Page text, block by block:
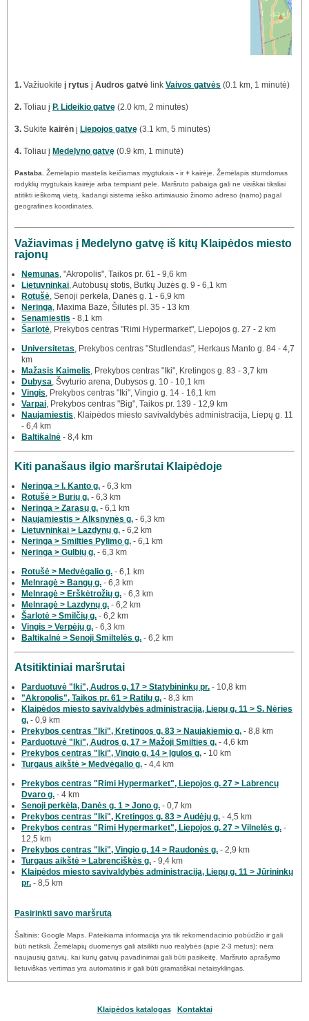
1. Važiuokite į rytus į Audros gatvė link Vaivos gatvės (0.1 km, 1 minutė)
2. Toliau į P. Lideikio gatvę (2.0 km, 2 minutės)
3. Sukite kairėn į Liepojos gatvę (3.1 km, 5 minutės)
4. Toliau į Medelyno gatvę (0.9 km, 1 minutė)
Pastaba. Žemėlapio mastelis keičiamas mygtukais - ir+ kairėje. Žemėlapis stumdomas
rodyklių mygtukais kairėje arba tempiant pele. Maršruto pabaiga gali ne visiškai tiksliai
atitikti ieškomą vietą, kadangi sistema ieško artimiausio žinomo adreso (namo) pagal
geografines koordinates.
Važiavimas į Medelyno gatvę iš kitų Klaipėdos miesto
rajonų
Nemunas , "Akropolis", Taikos pr. 61 - 9,6 km
Lietuvninkai , Autobusų stotis, Butkų Juzės g. 9 - 6,1 km
Rotušė , Senoji perkėla, Danės g. 1 - 6,9 km
Neringa , Maxima Bazė, Šilutės pl. 35 - 13 km
Senamiestis - 8,1 km
Šarlotė , Prekybos centras "Rimi Hypermarket", Liepojos g. 27 - 2 km
Universitetas , Prekybos centras "Studlendas", Herkaus Manto g. 84 - 4,7
km
Mažasis Kaimelis , Prekybos centras "Iki", Kretingos g. 83 - 3,7 km
Dubysa , Švyturio arena, Dubysos g. 10 - 10,1 km
Vingis , Prekybos centras "Iki", Vingio g. 14 - 16,1 km
Varpai , Prekybos centras "Big", Taikos pr. 139 - 12,9 km
Naujamiestis , Klaipėdos miesto savivaldybės administracija, Liepų g. 11
- 6,4 km
Baltikalnė - 8,4 km
Kiti panašaus ilgio maršrutai Klaipėdoje
Neringa > I. Kanto g. - 6,3 km
Rotušė > Burių g. - 6,3 km
Neringa > Zarasų g. - 6,1 km
Naujamiestis > Alksnynės g. - 6,3 km
Lietuvninkai > Lazdynų g. - 6,2 km
Neringa > Smilties Pylimo g. - 6,1 km
Neringa > Gulbių g. - 6,3 km
Rotušė > Medvėgalio g. - 6,1 km
Melnragė > Bangų g. - 6,3 km
Melnragė > Erškėtrožių g. - 6,3 km
Melnragė > Lazdynų g. - 6,2 km
Šarlotė > Smilčių g. - 6,2 km
Vingis > Verpėjų g. - 6,3 km
Baltikalnė > Senoji Smiltelės g. - 6,2 km
Atsitiktiniai maršrutai
Parduotuvė "Iki", Audros g. 17 > Statybininkų pr. - 10,8 km
"Akropolis", Taikos pr. 61 > Ratilų g. - 8,3 km
Klaipėdos miesto savivaldybės administracija, Liepų g. 11 > S. Nėries
g. - 0,9 km
Prekybos centras "Iki", Kretingos g. 83 > Naujakiemio g. - 8,8 km
Parduotuvė "Iki", Audros g. 17 > Mažoji Smilties g. - 4,6 km
Prekybos centras "Iki", Vingio g. 14 > Įgulos g. - 10 km
Turgaus aikštė > Medvėgalio g. - 4,4 km
Prekybos centras "Rimi Hypermarket", Liepojos g. 27 > Labrencų
Dvaro g. - 4 km
Senoji perkėla, Danės g. 1 > Jono g. - 0,7 km
Prekybos centras "Iki", Kretingos g. 83 > Audėjų g. - 4,5 km
Prekybos centras "Rimi Hypermarket", Liepojos g. 27 > Vilnelės g. -
12,5 km
Prekybos centras "Iki", Vingio g. 14 > Raudonės g. - 2,9 km
Turgaus aikštė > Labrenciškės g. - 9,4 km
Klaipėdos miesto savivaldybės administracija, Liepų g. 11 > Jūrininkų
pr. - 8,5 km
Pasirinkti savo maršrutą
Šaltinis: Google Maps. Pateikiama informacija yra tik rekomendacinio pobūdžio ir gali
būti netiksli. Žemėlapių duomenys gali atsilikti nuo realybės (apie 2-3 metus): nėra
naujausių gatvių, kai kurių gatvių pavadinimai gali būti pasikeitę. Maršruto aprašymo
lietuviškas vertimas yra automatinis ir gali būti gramatiškai netaisyklingas.
Klaipėdos katalogas Kontaktai